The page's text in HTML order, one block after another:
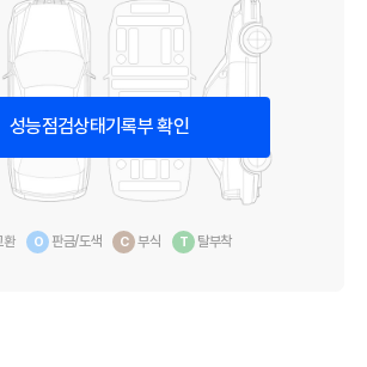
환 O 판금/도색 C 부식 T 탈부착
성능점검상태기록부 확인